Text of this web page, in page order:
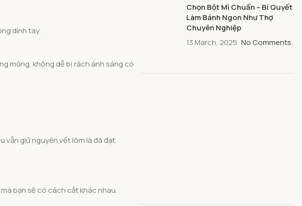
dính tay.
mỏng, không dễ bị rách ánh sáng có
vẫn giữ nguyên vết lõm là đã đạt.
bạn sẽ có cách cắt khác nhau.
Chọn Bột Mì Chuẩn – Bí Quyết
Làm Bánh Ngon Như Thợ
Chuyên Nghiệp
13 March, 2025 No Comments